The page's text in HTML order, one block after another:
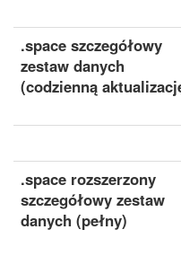
.space szczegółowy
zestaw danych
(codzienną
.space rozszerzony
szczegółowy zestaw
danych (pełny)